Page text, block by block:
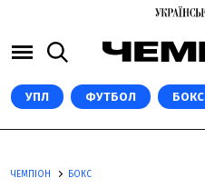
УПЛ ФУТБОЛ БОКС
ЧЕМПІОН БОКС